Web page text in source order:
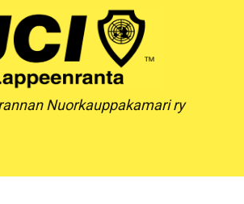
Nuorkauppakamari ry